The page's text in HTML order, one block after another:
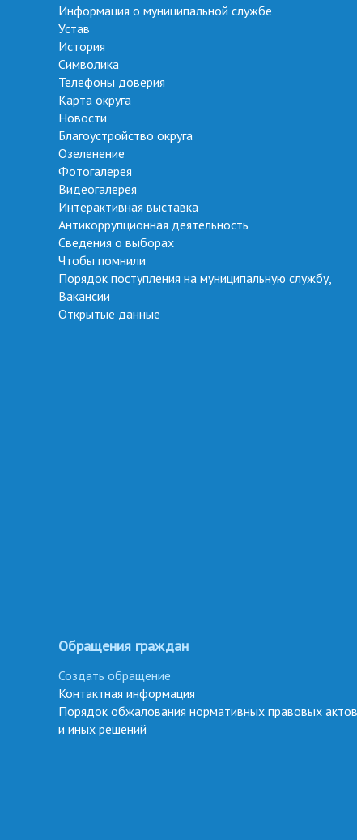
Информация о муниципальной службе
Устав
История
Символика
Телефоны доверия
Карта округа
Новости
Благоустройство округа
Озеленение
Фотогалерея
Видеогалерея
Интерактивная выставка
Антикоррупционная деятельность
Сведения о выборах
Чтобы помнили
Порядок поступления на муниципальную службу,
Вакансии
Открытые данные
Обращения граждан
Создать обращение
Контактная информация
Порядок обжалования нормативных правовых актов
и иных решений